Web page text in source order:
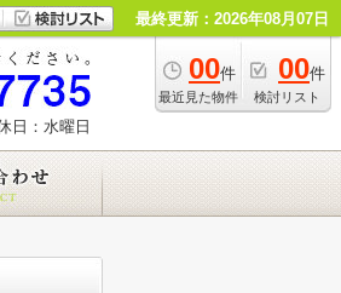
最終更新：2026年08月07日
00件
最近見た物件
00件
検討リスト
日：水曜日